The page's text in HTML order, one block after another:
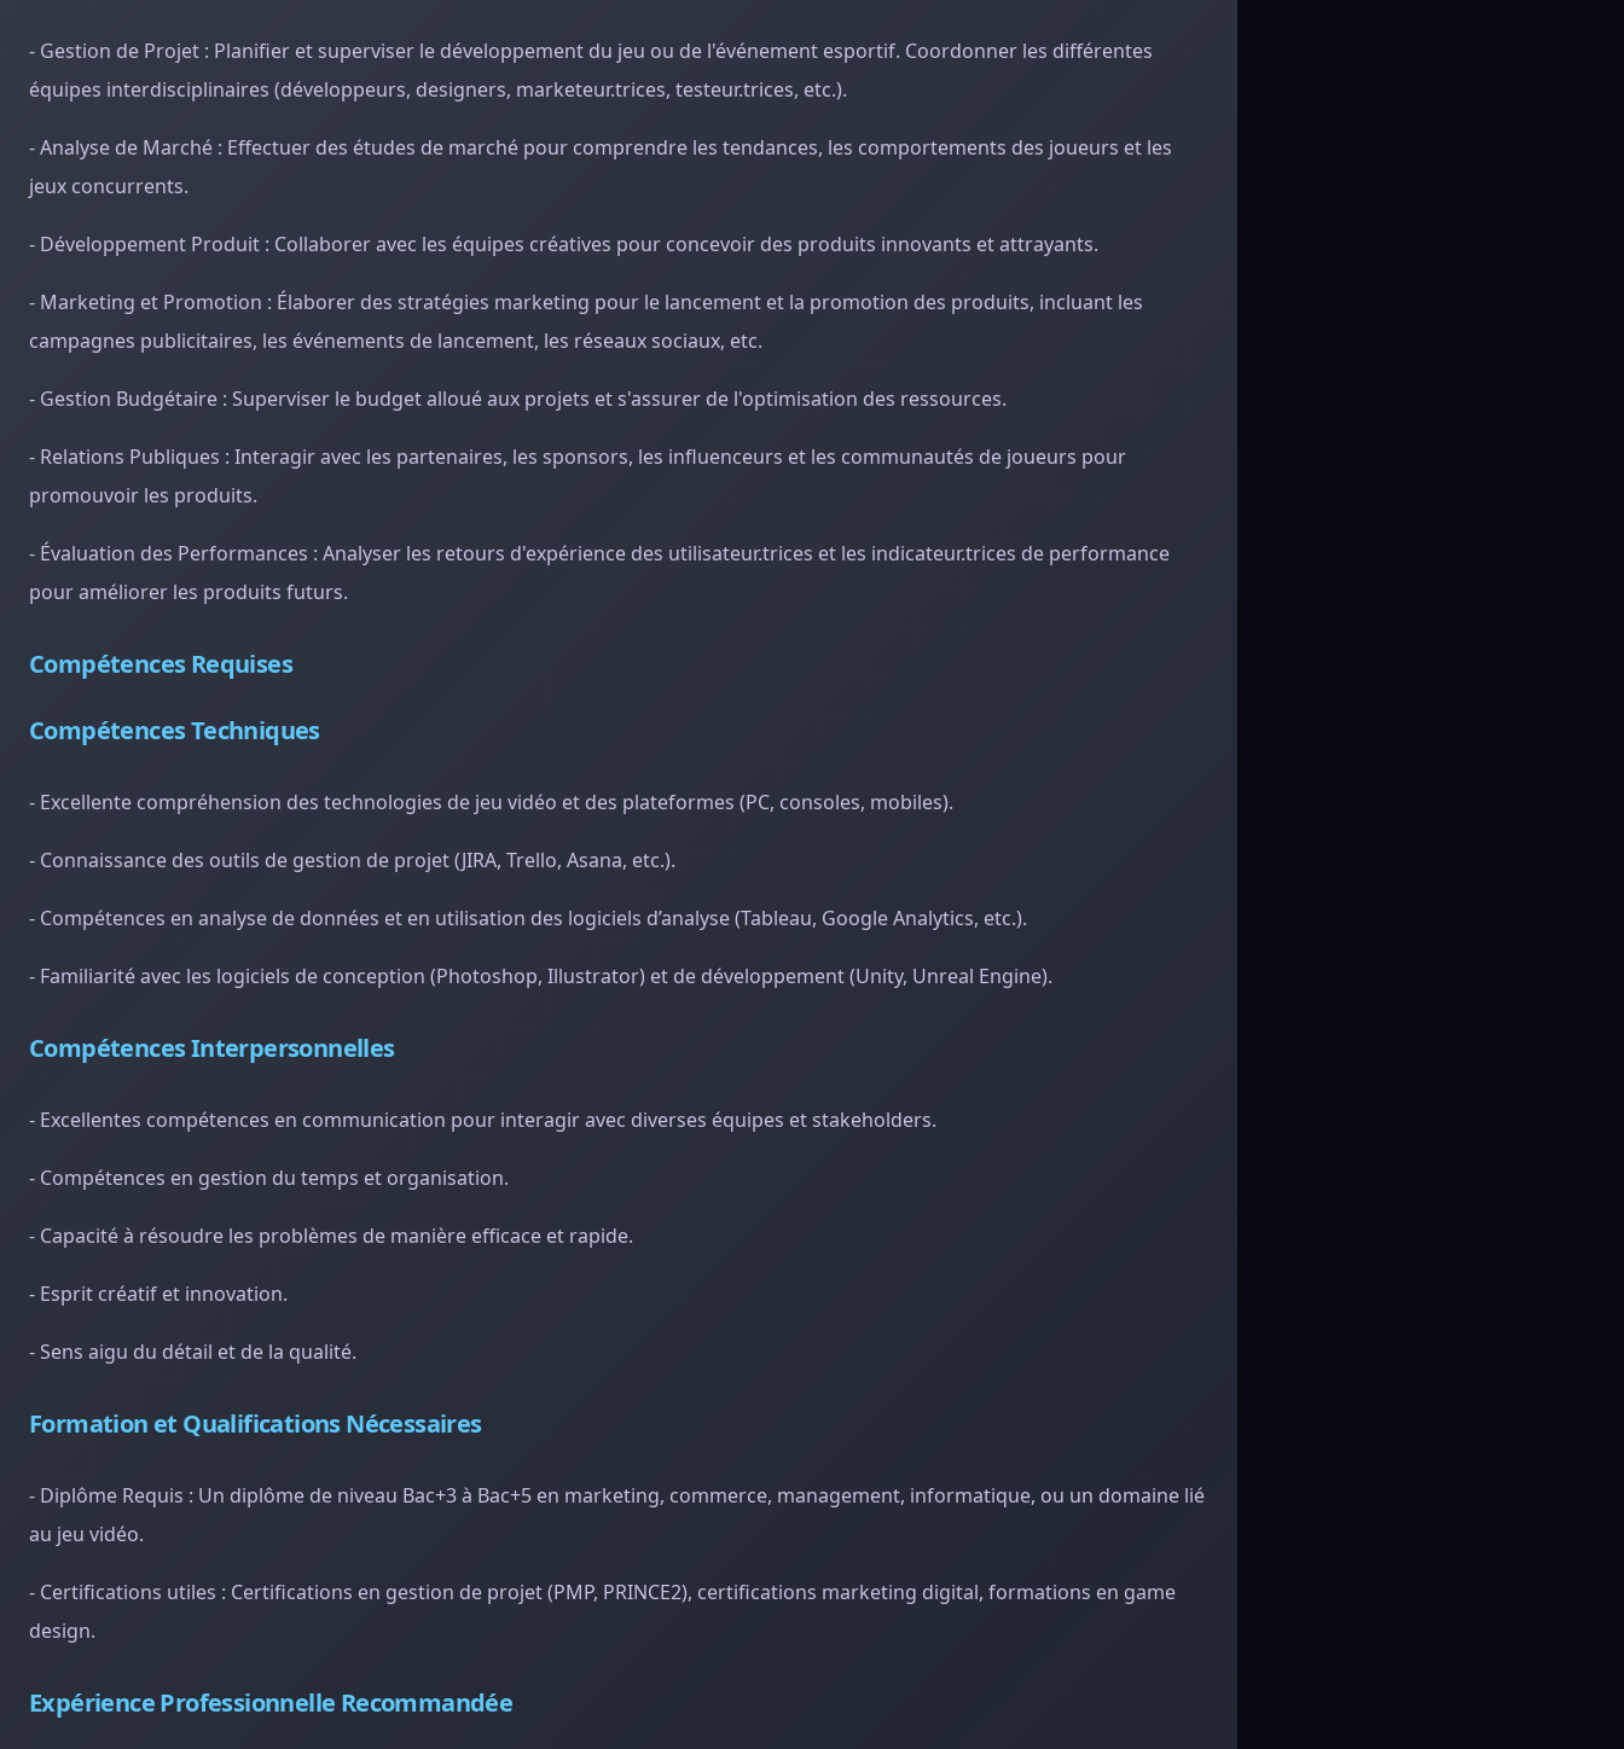
- Gestion de Projet : Planifier et superviser le développement du jeu ou de l'événement esportif. Coordonner les différentes
équipes interdisciplinaires (développeurs, designers, marketeur.trices, testeur.trices, etc.).
- Analyse de Marché : Effectuer des études de marché pour comprendre les tendances, les comportements des joueurs et les
jeux concurrents.
- Développement Produit : Collaborer avec les équipes créatives pour concevoir des produits innovants et attrayants.
- Marketing et Promotion : Élaborer des stratégies marketing pour le lancement et la promotion des produits, incluant les
campagnes publicitaires, les événements de lancement, les réseaux sociaux, etc.
- Gestion Budgétaire : Superviser le budget alloué aux projets et s'assurer de l'optimisation des ressources.
- Relations Publiques : Interagir avec les partenaires, les sponsors, les influenceurs et les communautés de joueurs pour
promouvoir les produits.
- Évaluation des Performances : Analyser les retours d'expérience des utilisateur.trices et les indicateur.trices de performance
pour améliorer les produits futurs.
Compétences Requises
Compétences Techniques
- Excellente compréhension des technologies de jeu vidéo et des plateformes (PC, consoles, mobiles).
- Connaissance des outils de gestion de projet (JIRA, Trello, Asana, etc.).
- Compétences en analyse de données et en utilisation des logiciels d’analyse (Tableau, Google Analytics, etc.).
- Familiarité avec les logiciels de conception (Photoshop, Illustrator) et de développement (Unity, Unreal Engine).
Compétences Interpersonnelles
- Excellentes compétences en communication pour interagir avec diverses équipes et stakeholders.
- Compétences en gestion du temps et organisation.
- Capacité à résoudre les problèmes de manière efficace et rapide.
- Esprit créatif et innovation.
- Sens aigu du détail et de la qualité.
Formation et Qualifications Nécessaires
- Diplôme Requis : Un diplôme de niveau Bac+3 à Bac+5 en marketing, commerce, management, informatique, ou un domaine lié
au jeu vidéo.
- Certifications utiles : Certifications en gestion de projet (PMP, PRINCE2), certifications marketing digital, formations en game
design.
Expérience Professionnelle Recommandée